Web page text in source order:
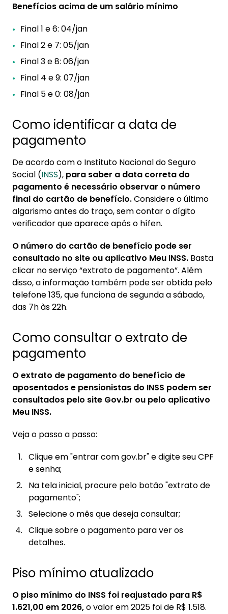
Benefícios acima de um salário mínimo
Final 1 e 6: 04/jan
Final 2 e 7: 05/jan
Final 3 e 8: 06/jan
Final 4 e 9: 07/jan
Final 5 e 0: 08/jan
Como identificar a data de
pagamento
De acordo com o Instituto Nacional do Seguro
Social (INSS), para saber a data correta do
pagamento é necessário observar o número
final do cartão de benefício.Considere o último
algarismo antes do traço, sem contar o dígito
verificador que aparece após o hífen.
O número do cartão de benefício pode ser
consultado no site ou aplicativo Meu INSS. Basta
clicar no serviço “extrato de pagamento”. Além
disso, a informação também pode ser obtida pelo
telefone 135, que funciona de segunda a sábado,
das 7h às 22h.
Como consultar o extrato de
pagamento
O extrato de pagamento do benefício de
aposentados e pensionistas do INSS podem ser
consultados pelo site Gov.br ou pelo aplicativo
Meu INSS.
Veja o passo a passo:
Clique em "entrar com gov.br" e digite seu CPF
e senha;
Na tela inicial, procure pelo botão "extrato de
pagamento";
Selecione o mês que deseja consultar;
Clique sobre o pagamento para ver os
detalhes.
Piso mínimo atualizado
O piso mínimo do INSS foi reajustado para R$
1.621,00 em 2026,o valor em 2025 foi de R$ 1.518.